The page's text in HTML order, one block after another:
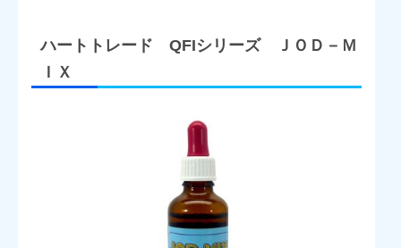
ハートトレード QFIシリーズ ＪＯＤ－Ｍ
ＩＸ